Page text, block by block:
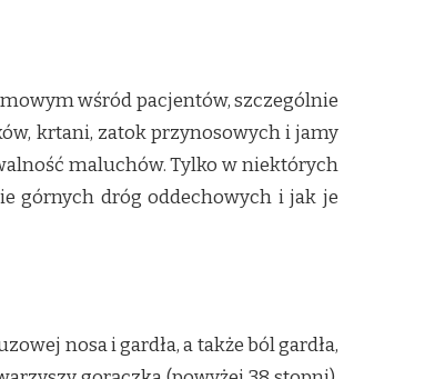
wśród pacjentów, szczególnie
krtani, zatok przynosowych i jamy
maluchów. Tylko w niektórych
górnych dróg oddechowych i jak je
nosa i gardła, a także ból gardła,